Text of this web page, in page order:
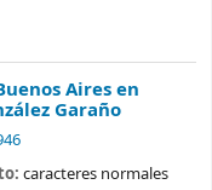
Aires en
Garaño
caracteres normales